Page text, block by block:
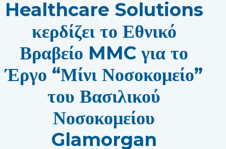
Healthcare Solutions
κερδίζει το Εθνικό
Βραβείο MMC για το
Έργο “Μίνι Νοσοκομείο”
του Βασιλικού
Νοσοκομείου
Glamorgan